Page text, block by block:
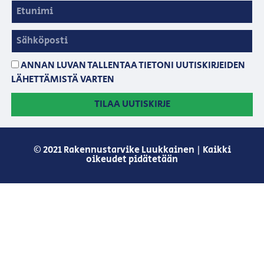
ANNAN LUVAN TALLENTAA TIETONI UUTISKIRJEIDEN
LÄHETTÄMISTÄ VARTEN
TILAA UUTISKIRJE
© 2021 Rakennustarvike Luukkainen | Kaikki
oikeudet pidätetään